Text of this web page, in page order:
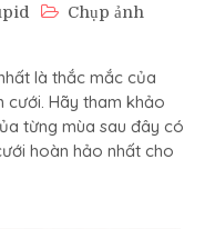
Chụp ảnh
là thắc mắc của
cưới. Hãy tham khảo
từng mùa sau đây có
hoàn hảo nhất cho